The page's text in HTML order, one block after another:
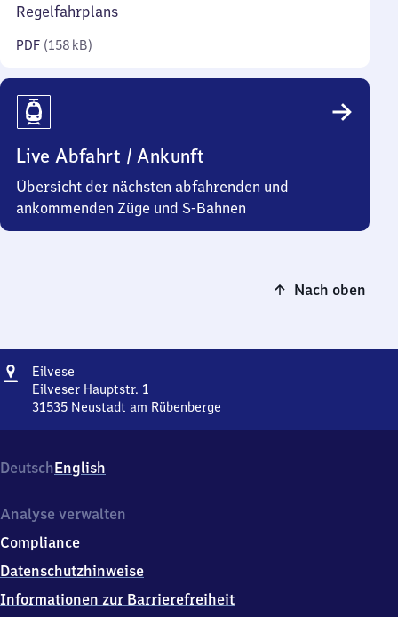
Regelfahrplans
PDF (158 kB)
Live Abfahrt / Ankunft
Übersicht der nächsten abfahrenden und
ankommenden Züge und S-Bahnen
Nach oben
Adresse
Eilvese
Eilveser Hauptstr. 1
31535 Neustadt am Rübenberge
Hauptstr.
1,
1
3
5
am
DeutschEnglish
Analyse verwalten
Compliance
Datenschutzhinweise
Informationen zur Barrierefreiheit